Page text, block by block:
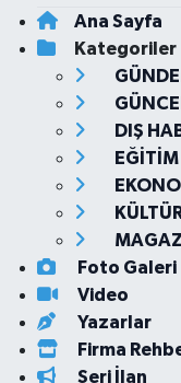
Ana Sayfa
Kategoriler
DIŞ
EĞİTİM
Foto Galeri
Video
Yazarlar
Firma
Seri İlan